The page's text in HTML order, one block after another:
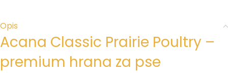
Opis
Acana Classic Prairie Poultry –
premium hrana za pse